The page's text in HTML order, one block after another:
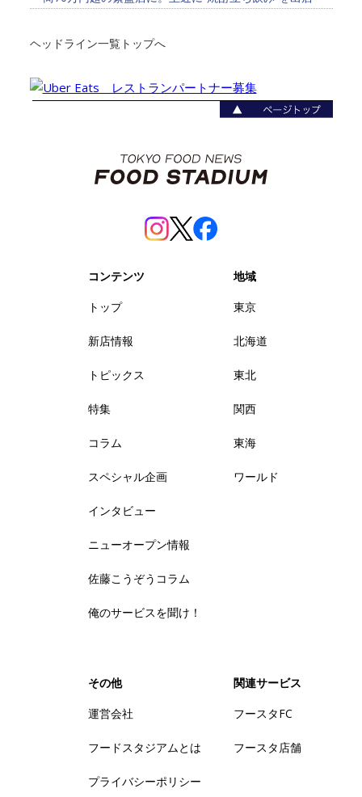
ヘッドライン一覧トップへ
コンテンツ
トップ
新店情報
トピックス
特集
コラム
スペシャル企画
インタビュー
ニューオープン情報
佐藤こうぞうコラム
俺のサービスを聞け！
地域
東京
北海道
東北
関西
東海
ワールド
その他
運営会社
フードスタジアムとは
プライバシーポリシー
関連サービス
フースタFC
フースタ店舗